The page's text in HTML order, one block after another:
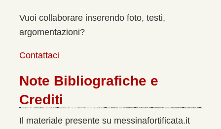
Vuoi collaborare inserendo foto, testi,
argomentazioni?
Contattaci
Note Bibliografiche e
Crediti
Il materiale presente su messinafortificata.it